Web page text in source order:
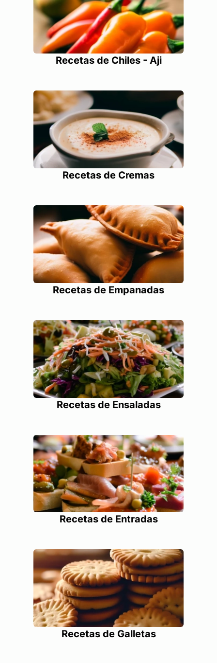
Recetas de Chiles - Aji
Recetas de Cremas
Recetas de Empanadas
Recetas de Ensaladas
Recetas de Entradas
Recetas de Galletas